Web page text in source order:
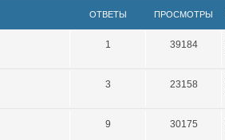
ОТВЕТЫ ПРОСМОТРЫ
1 39184
3 23158
9 30175